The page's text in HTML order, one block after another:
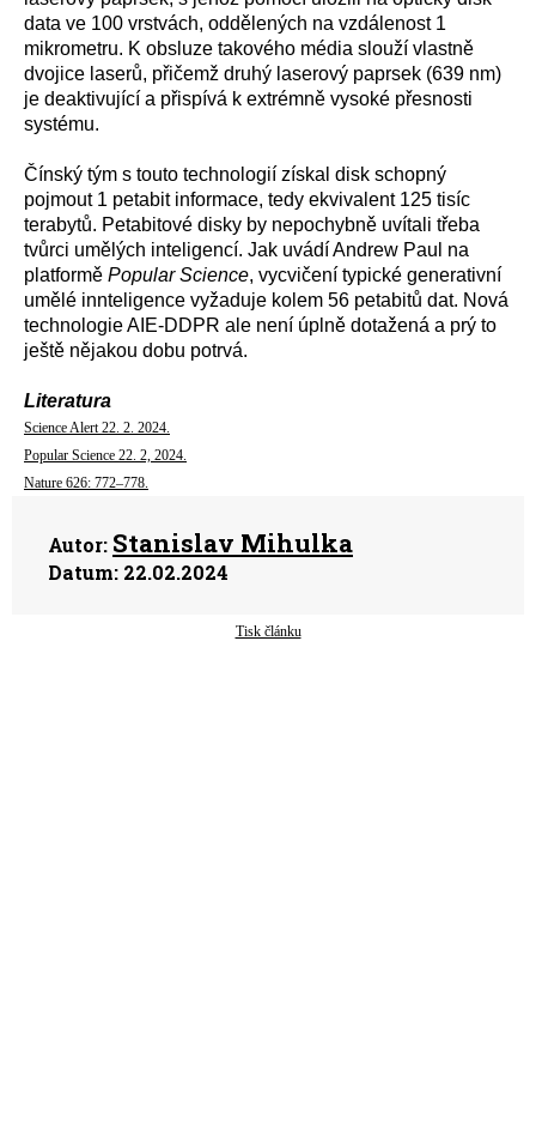
data ve 100 vrstvách, oddělených na vzdálenost 1
mikrometru. K obsluze takového média slouží vlastně
dvojice laserů, přičemž druhý laserový paprsek (639 nm)
je deaktivující a přispívá k extrémně vysoké přesnosti
systému.
Čínský tým s touto technologií získal disk schopný
pojmout 1 petabit informace, tedy ekvivalent 125 tisíc
terabytů. Petabitové disky by nepochybně uvítali třeba
tvůrci umělých inteligencí. Jak uvádí Andrew Paul na
platformě Popular Science, vycvičení typické generativní
umělé innteligence vyžaduje kolem 56 petabitů dat. Nová
technologie AIE-DDPR ale není úplně dotažená a prý to
ještě nějakou dobu potrvá.
Literatura
Science Alert 22. 2. 2024.
Popular Science 22. 2, 2024.
Nature 626: 772–778.
Autor: Stanislav Mihulka
Datum: 22.02.2024
Tisk článku